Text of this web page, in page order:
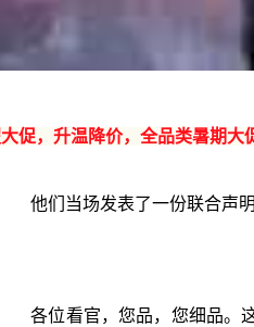
促，升温降价，全品类暑期大
他们当场发表了一份联合声
各位看官，您品，您细品。